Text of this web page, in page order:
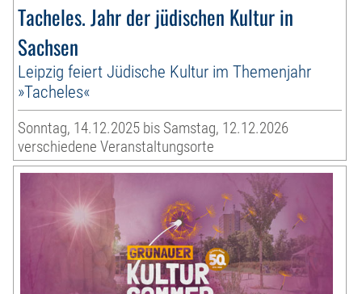
Tacheles. Jahr der jüdischen Kultur in
Sachsen
Leipzig feiert Jüdische Kultur im Themenjahr
»Tacheles«
Sonntag, 14.12.2025 bis Samstag, 12.12.2026
verschiedene Veranstaltungsorte